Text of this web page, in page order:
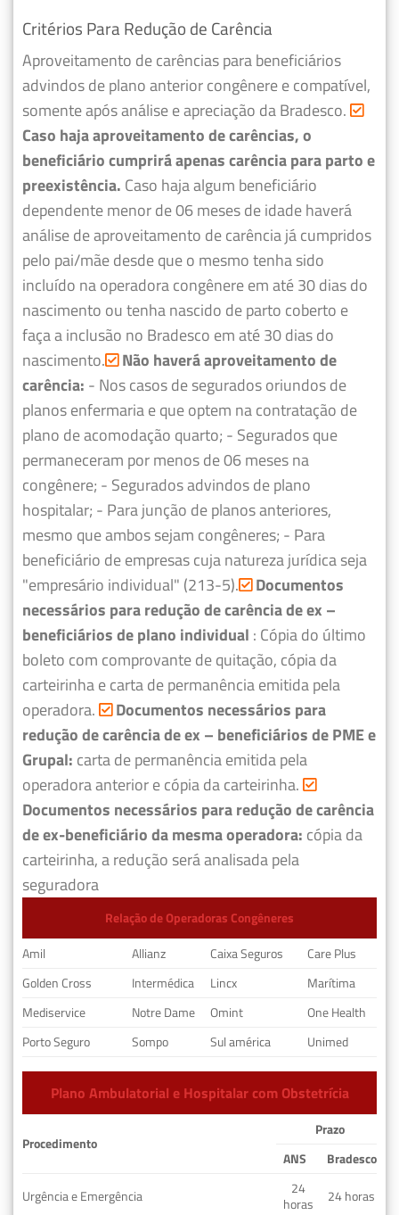
Critérios Para Redução de Carência
Aproveitamento de carências para beneficiários
advindos de plano anterior congênere e compatível,
somente após análise e apreciação da Bradesco.
Caso haja aproveitamento de carências, o
beneficiário cumprirá apenas carência para parto e
preexistência. Caso haja algum beneficiário
dependente menor de 06 meses de idade haverá
análise de aproveitamento de carência já cumpridos
pelo pai/mãe desde que o mesmo tenha sido
incluído na operadora congênere em até 30 dias do
nascimento ou tenha nascido de parto coberto e
faça a inclusão no Bradesco em até 30 dias do
nascimento. Não haverá aproveitamento de
carência: - Nos casos de segurados oriundos de
planos enfermaria e que optem na contratação de
plano de acomodação quarto; - Segurados que
permaneceram por menos de 06 meses na
congênere; - Segurados advindos de plano
hospitalar; - Para junção de planos anteriores,
mesmo que ambos sejam congêneres; - Para
beneficiário de empresas cuja natureza jurídica seja
"empresário individual" (213-5). Documentos
necessários para redução de carência de ex –
beneficiários de plano individual : Cópia do último
boleto com comprovante de quitação, cópia da
carteirinha e carta de permanência emitida pela
operadora.
Documentos necessários para
redução de carência de ex – beneficiários de PME e
Grupal: carta de permanência emitida pela
operadora anterior e cópia da carteirinha.
Documentos necessários para redução de carência
de ex-beneficiário da mesma operadora: cópia da
carteirinha, a redução será analisada pela
seguradora
Relação de Operadoras Congêneres
Amil
Allianz Caixa Seguros
Care Plus
Golden Cross
Intermédica Lincx
Marítima
Mediservice
Notre Dame Omint
One Health
Porto Seguro
Sompo Sul américa Unimed
Plano Ambulatorial e Hospitalar com Obstetrícia
Procedimento
Prazo
ANS
Bradesco
Urgência e Emergência
24
horas
24 horas